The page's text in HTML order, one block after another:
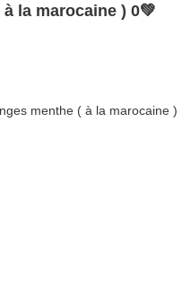
la marocaine ) 0💚